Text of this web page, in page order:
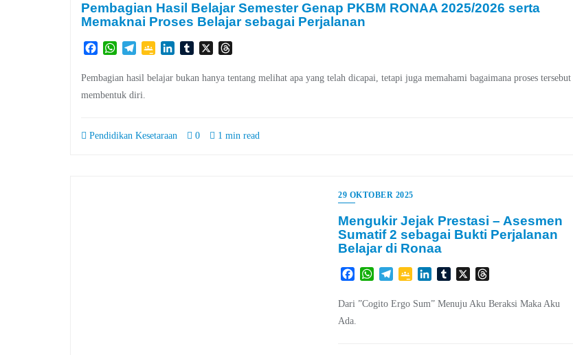
Pembagian Hasil Belajar Semester Genap PKBM RONAA 2025/2026 serta
Memaknai Proses Belajar sebagai Perjalanan
FacebookWhatsApp
TelegramGoogleLinkedInTumblr
X
Pembagian hasil belajar bukan hanya tentang melihat apa yang telah dicapai, tetapi juga memahami bagaimana proses tersebut
membentuk diri.
Pendidikan Kesetaraan 0 1 min read
29 OKTOBER 2025
Mengukir Jejak Prestasi – Asesmen
Sumatif 2 sebagai Bukti Perjalanan
Belajar di Ronaa
FacebookWhatsApp
TelegramGoogleLinkedInTumblr
X
Dari ”Cogito Ergo Sum” Menuju Aku Beraksi Maka Aku
Ada.